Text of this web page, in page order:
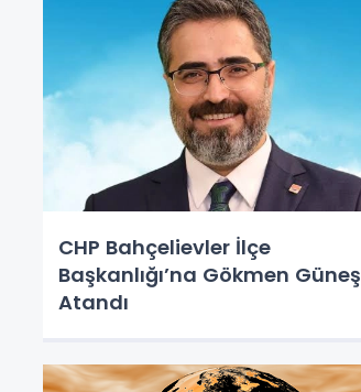
CHP Bahçelievler İlçe
Başkanlığı’na Gökmen Güneş
Atandı